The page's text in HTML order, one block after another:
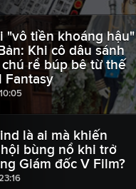
"vô tiền khoáng hậu"
Khi cô dâu sánh
rể búp bê từ thế
Fantasy
là ai mà khiến
bùng nổ khi trở
Giám đốc V Film?